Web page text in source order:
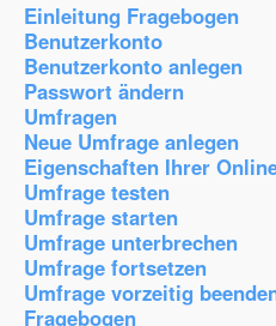
Einleitung Fragebogen
Benutzerkonto
Benutzerkonto anlegen
Passwort ändern
Umfragen
Neue Umfrage anlegen
Eigenschaften Ihrer
Umfrage testen
Umfrage starten
Umfrage unterbrechen
Umfrage fortsetzen
Umfrage vorzeitig
Fragebogen